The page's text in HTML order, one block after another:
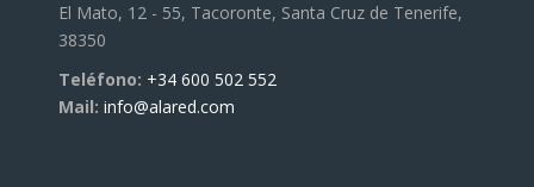
El Mato, 12 - 55, Tacoronte, Santa Cruz de Tenerife,
38350
Teléfono: +34 600 502 552
Mail: info@alared.com